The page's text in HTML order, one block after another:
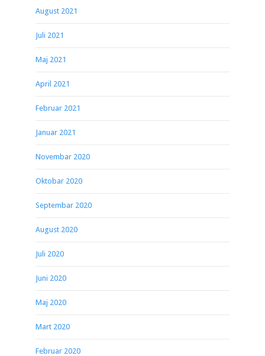
August 2021
Juli 2021
Maj 2021
April 2021
Februar 2021
Januar 2021
Novembar 2020
Oktobar 2020
Septembar 2020
August 2020
Juli 2020
Juni 2020
Maj 2020
Mart 2020
Februar 2020